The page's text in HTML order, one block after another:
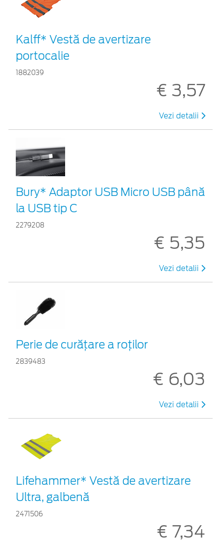
Kalff* Vestă de avertizare
portocalie
1882039
€ 3,57
Vezi detalii
Bury* Adaptor USB Micro USB până
la USB tip C
2279208
€ 5,35
Vezi detalii
Perie de curățare a roților
2839483
€ 6,03
Vezi detalii
Lifehammer* Vestă de avertizare
Ultra, galbenă
2471506
€ 7,34